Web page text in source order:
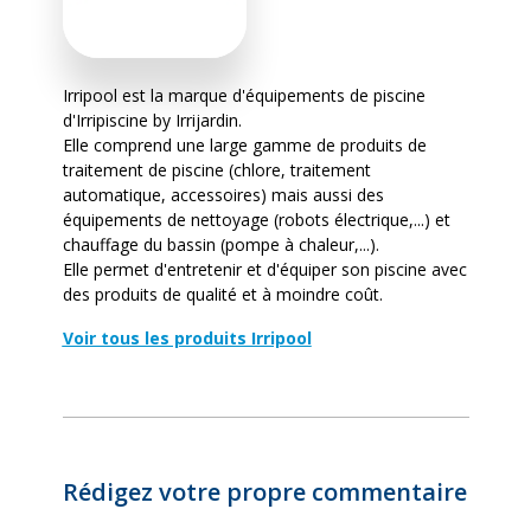
Irripool est la marque d'équipements de piscine
d'Irripiscine by Irrijardin.
Elle comprend une large gamme de produits de
traitement de piscine (chlore, traitement
automatique, accessoires) mais aussi des
équipements de nettoyage (robots électrique,...) et
chauffage du bassin (pompe à chaleur,...).
Elle permet d'entretenir et d'équiper son piscine avec
des produits de qualité et à moindre coût.
Voir tous les produits Irripool
Rédigez votre propre commentaire